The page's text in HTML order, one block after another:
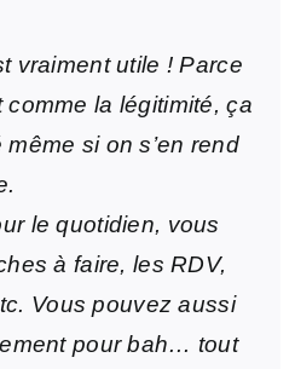
vraiment utile ! Parce
la légitimité, ça
si on s’en rend
le quotidien, vous
à faire, les RDV,
Vous pouvez aussi
pour bah… tout